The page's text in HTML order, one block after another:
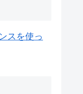
スを使っ